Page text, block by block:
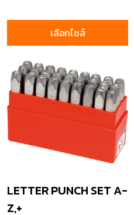
เลือกไซส์
LETTER PUNCH SET A-
Z,+